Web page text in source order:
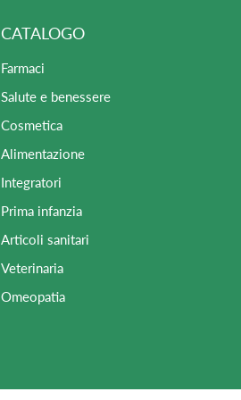
CATALOGO
Farmaci
Salute e benessere
Cosmetica
Alimentazione
Integratori
Prima infanzia
Articoli sanitari
Veterinaria
Omeopatia